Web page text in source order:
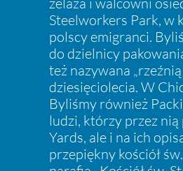
Steelworkers Park, w
polscy emigranci.
do dzielnicy
też nazywana
dziesięciolecia. W
Byliśmy również
ludzi, którzy przez
Yards, ale i na ich
przepiękny kościół